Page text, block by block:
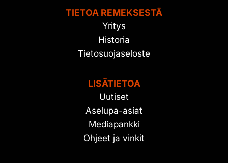
TIETOA REMEKSESTÄ
Yritys
Historia
Tietosuojaseloste
LISÄTIETOA
Uutiset
Aselupa-asiat
Mediapankki
Ohjeet ja vinkit